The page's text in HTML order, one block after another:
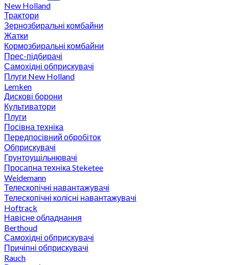
New Holland
Трактори
Зернозбиральні комбайни
Жатки
Кормозбиральні комбайни
Прес-підбирачі
Самохідні обприскувачі
Плуги New Holland
Lemken
Дискові борони
Культиватори
Плуги
Посівна техніка
Передпосівний обробіток
Обприскувачі
Грунтоущільнювачі
Просапна техніка Steketee
Weidemann
Телескопічні навантажувачі
Телескопічні колісні навантажувачі
Hoftrack
Навісне обладнання
Berthoud
Самохідні обприскувачі
Причіпні обприскувачі
Rauch